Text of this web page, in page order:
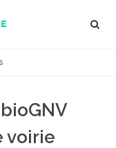
voirie